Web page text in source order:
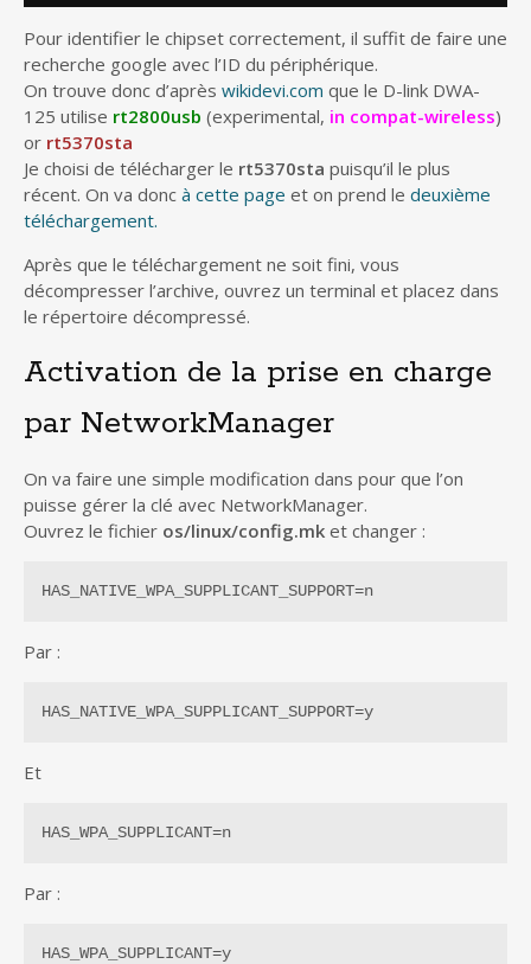
Pour identifier le chipset correctement, il suffit de faire une
recherche google avec l’ID du périphérique.
On trouve donc d’après wikidevi.com que le D-link DWA-
125 utilise rt2800usb (experimental, in compat-wireless)
or rt5370sta
Je choisi de télécharger le rt5370sta puisqu’il le plus
récent. On va donc à cette page et on prend le deuxième
téléchargement.
Après que le téléchargement ne soit fini, vous
décompresser l’archive, ouvrez un terminal et placez dans
le répertoire décompressé.
Activation de la prise en charge
par NetworkManager
On va faire une simple modification dans pour que l’on
puisse gérer la clé avec NetworkManager.
Ouvrez le fichier os/linux/config.mk et changer :
HAS_NATIVE_WPA_SUPPLICANT_SUPPORT=n
Par :
HAS_NATIVE_WPA_SUPPLICANT_SUPPORT=y
Et
HAS_WPA_SUPPLICANT=n
Par :
HAS_WPA_SUPPLICANT=y